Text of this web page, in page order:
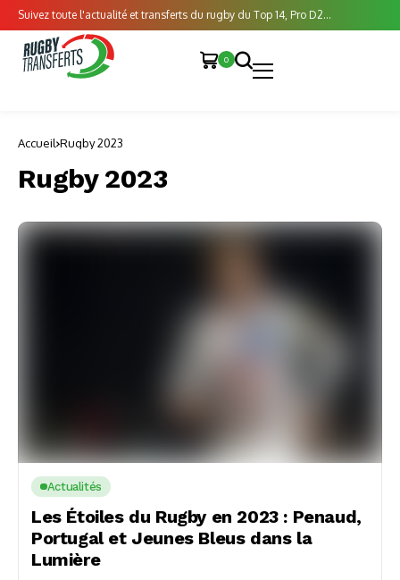
Suivez toute l'actualité et transferts du rugby du Top 14, Pro D2...
0
Accueil Rugby 2023
Rugby 2023
Actualités
Les Étoiles du Rugby en 2023 : Penaud,
Portugal et Jeunes Bleus dans la
Lumière